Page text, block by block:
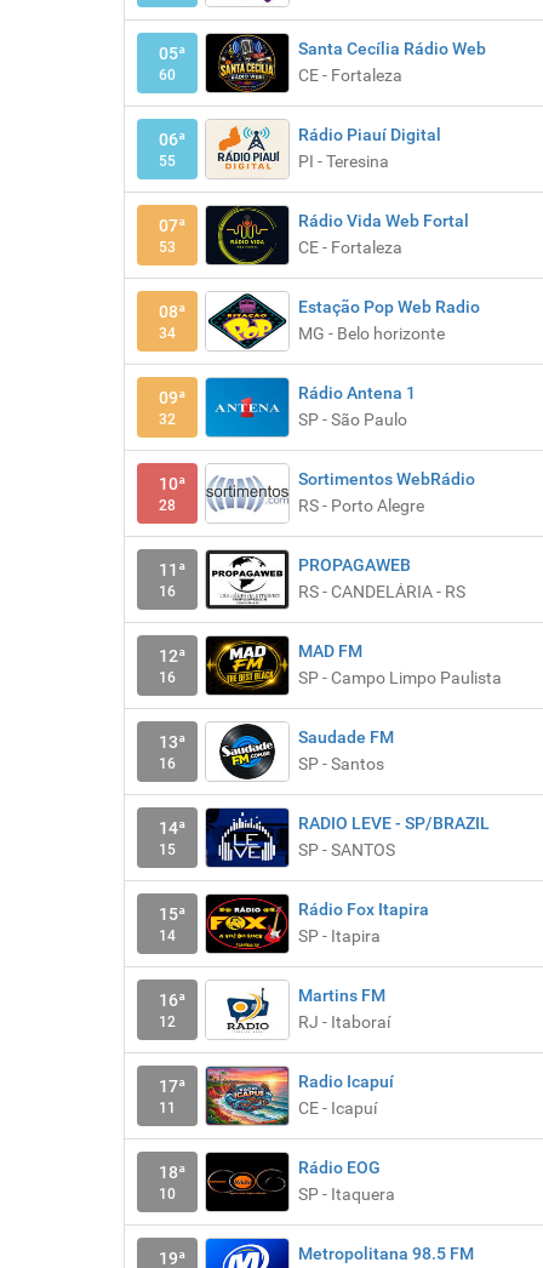
05ª
60
Santa Cecília Rádio Web
CE - Fortaleza
06ª
55
Rádio Piauí Digital
PI - Teresina
07ª
53
Rádio Vida Web Fortal
CE - Fortaleza
08ª
34
Estação Pop Web Radio
MG - Belo horizonte
09ª
32
Rádio Antena 1
SP - São Paulo
10ª
28
Sortimentos WebRádio
RS - Porto Alegre
11ª
16
PROPAGAWEB
RS - CANDELÁRIA - RS
12ª
16
MAD FM
SP - Campo Limpo Paulista
13ª
16
Saudade FM
SP - Santos
14ª
15
RADIO LEVE - SP/BRAZIL
SP - SANTOS
15ª
14
Rádio Fox Itapira
SP - Itapira
16ª
12
Martins FM
RJ - Itaboraí
17ª
11
Radio Icapuí
CE - Icapuí
18ª
10
Rádio EOG
SP - Itaquera
19ª Metropolitana 98.5 FM